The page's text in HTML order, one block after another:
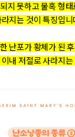
지 못하고 물혹 형
지는 것이 특징입니
난포가 황체가 된
내 저절로 사라지